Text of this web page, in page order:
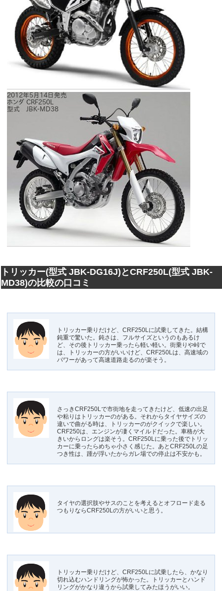
トリッカー(型式 JBK-DG16J)とCRF250L(型式 JBK-
MD38)の比較の口コミ
トリッカー乗りだけど、CRF250Lに試乗してきた。結構
鈍重で驚いた。鈍さは、フルサイズというのもあるけ
ど、その後トリッカー乗ったら軽い軽い。街乗りや峠で
は、トリッカーの方がいいけど、CRF250Lは、高速域の
パワーがあって高速道路走るのが楽そう。
さっきCRF250Lで市街地を走ってきたけど、低速の出足
や粘りはトリッカーのがある。それからタイヤサイズの
違いで曲がる時は、トリッカーのがクイックで楽しい。
CRF250は、エンジンが凄くマイルドだった。車格が大
きいからロングは楽そう。CRF250Lに乗った後でトリッ
カーに乗ったらめちゃ小さく感じた。あとCRF250Lの足
つき性は、踵が浮いたからガレ場での停止は不安かも。
タイヤの選択肢やサスのことを考えるとオフロード走る
つもりならCRF250Lの方がいいと思う。
トリッカー乗りだけど、CRF250Lに試乗したら、かなり
切れ込むハンドリングが怖かった。トリッカーとハンド
リングがかなり違うから試乗してみたほうがいい。